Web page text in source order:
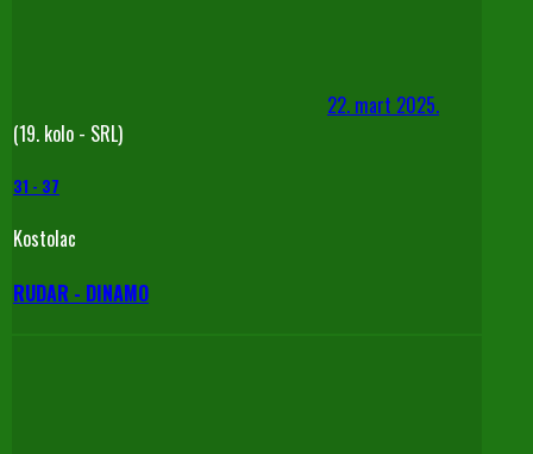
22. mart 2025.
(19. kolo - SRL)
31 - 37
Kostolac
RUDAR - DINAMO